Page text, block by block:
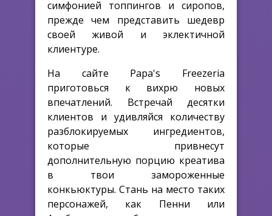
симфонией топпингов и сиропов,
прежде чем представить шедевр
своей живой и эклектичной
клиентуре.
На сайте Papa's Freezeria
приготовься к вихрю новых
впечатлений. Встречай десятки
клиентов и удивляйся количеству
разблокируемых ингредиентов,
которые привнесут
дополнительную порцию креатива
в твои замороженные
конкьюктуры. Стань на место таких
персонажей, как Пенни или